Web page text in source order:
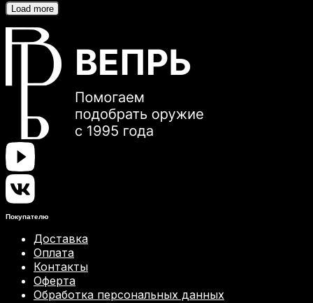
Load more
Покупателю
Доставка
Оплата
Контакты
Оферта
Обработка персональных данных